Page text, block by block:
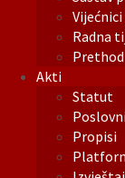
Radna
Akti
Statut
Propisi